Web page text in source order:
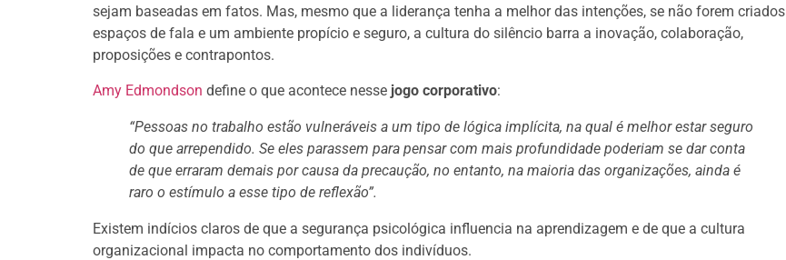
sejam baseadas em fatos. Mas, mesmo que a liderança tenha a melhor das intenções, se não forem criados
espaços de fala e um ambiente propício e seguro, a cultura do silêncio barra a inovação, colaboração,
proposições e contrapontos.
Amy Edmondson define o que acontece nesse jogo corporativo:
“Pessoas no trabalho estão vulneráveis a um tipo de lógica implícita, na qual é melhor estar seguro
do que arrependido. Se eles parassem para pensar com mais profundidade poderiam se dar conta
de que erraram demais por causa da precaução, no entanto, na maioria das organizações, ainda é
raro o estímulo a esse tipo de reflexão”.
Existem indícios claros de que a segurança psicológica influencia na aprendizagem e de que a cultura
organizacional impacta no comportamento dos indivíduos.